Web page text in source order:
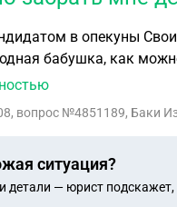
Но Опека г. Оренбурга отдала моих внуков под временную опеку другой семье, зная что
бабушка, как
, вопрос №4851189, Баки
ситуация?
детали — юрист подскажет,